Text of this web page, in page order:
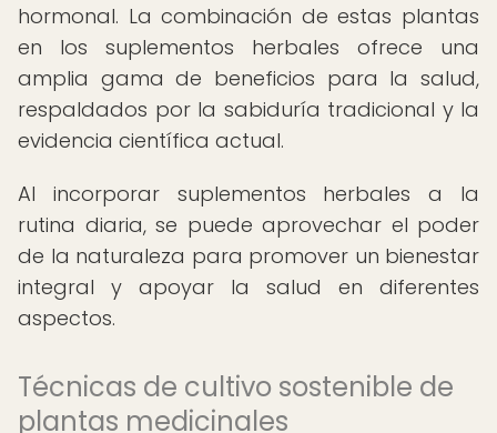
hormonal. La combinación de estas plantas
en los suplementos herbales ofrece una
amplia gama de beneficios para la salud,
respaldados por la sabiduría tradicional y la
evidencia científica actual.
Al incorporar suplementos herbales a la
rutina diaria, se puede aprovechar el poder
de la naturaleza para promover un bienestar
integral y apoyar la salud en diferentes
aspectos.
Técnicas de cultivo sostenible de
plantas medicinales